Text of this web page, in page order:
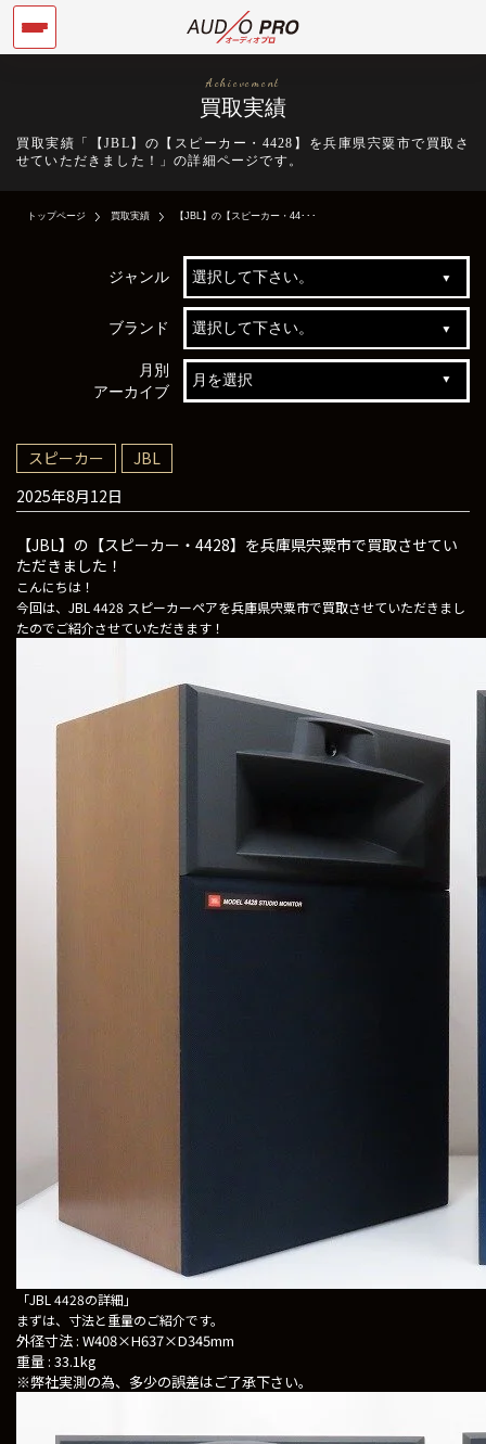
Achievement
買取実績
買取実績「【JBL】の【スピーカー・4428】を兵庫県宍粟市で買取さ
せていただきました！」の詳細ページです。
トップページ 買取実績 【JBL】の【スピーカー・44･･･
ジャンル
ブランド
月別
アーカイブ
スピーカー
JBL
2025年8月12日
【JBL】の【スピーカー・4428】を兵庫県宍粟市で買取させてい
ただきました！
こんにちは！
今回は、JBL 4428 スピーカーペアを兵庫県宍粟市で買取させていただきまし
たのでご紹介させていただきます！
「JBL 4428の詳細」
まずは、寸法と重量のご紹介です。
外径寸法 : W408×H637×D345mm
重量 : 33.1kg
※弊社実測の為、多少の誤差はご了承下さい。